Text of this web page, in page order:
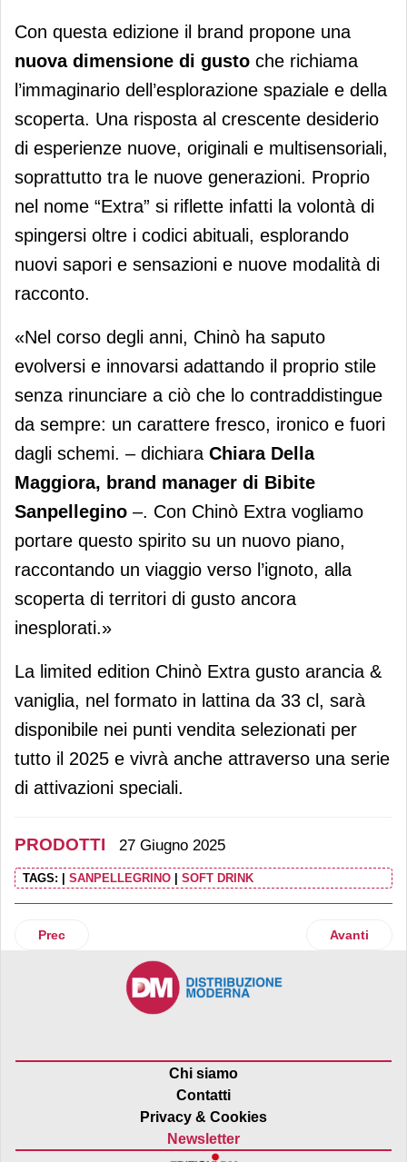
Con questa edizione il brand propone una
nuova dimensione di gusto che richiama
l’immaginario dell’esplorazione spaziale e della
scoperta. Una risposta al crescente desiderio
di esperienze nuove, originali e multisensoriali,
soprattutto tra le nuove generazioni. Proprio
nel nome “Extra” si riflette infatti la volontà di
spingersi oltre i codici abituali, esplorando
nuovi sapori e sensazioni e nuove modalità di
racconto.
«Nel corso degli anni, Chinò ha saputo
evolversi e innovarsi adattando il proprio stile
senza rinunciare a ciò che lo contraddistingue
da sempre: un carattere fresco, ironico e fuori
dagli schemi. – dichiara Chiara Della
Maggiora, brand manager di Bibite
Sanpellegino –. Con Chinò Extra vogliamo
portare questo spirito su un nuovo piano,
raccontando un viaggio verso l’ignoto, alla
scoperta di territori di gusto ancora
inesplorati.»
La limited edition Chinò Extra gusto arancia &
vaniglia, nel formato in lattina da 33 cl, sarà
disponibile nei punti vendita selezionati per
tutto il 2025 e vivrà anche attraverso una serie
di attivazioni speciali.
PRODOTTI 27 Giugno 2025
TAGS: SANPELLEGRINO SOFT DRINK
Articolo precedente: Baule Volante amplia la linea di
Prec Articolo
Avanti
Chi siamo
Contatti
Privacy & Cookies
Newsletter